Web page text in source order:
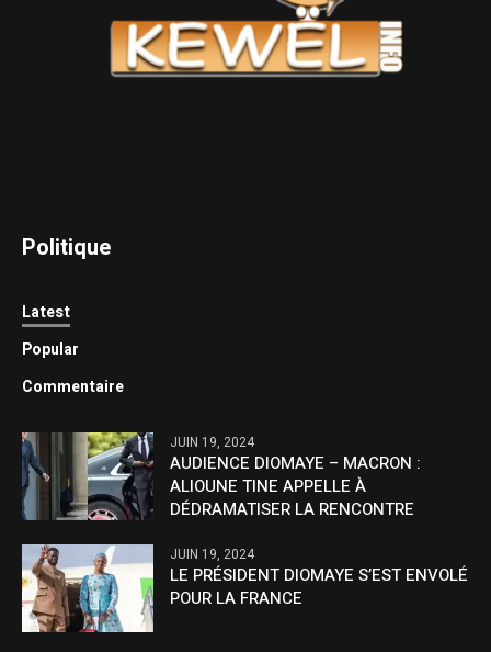
Politique
Latest
Popular
Commentaire
JUIN 19, 2024
AUDIENCE DIOMAYE – MACRON :
ALIOUNE TINE APPELLE À
DÉDRAMATISER LA RENCONTRE
JUIN 19, 2024
LE PRÉSIDENT DIOMAYE S’EST ENVOLÉ
POUR LA FRANCE